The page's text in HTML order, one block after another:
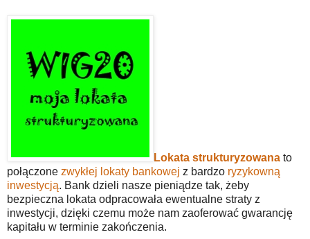
Lokata strukturyzowana to
połączone zwykłej lokaty bankowej z bardzo ryzykowną
inwestycją. Bank dzieli nasze pieniądze tak, żeby
bezpieczna lokata odpracowała ewentualne straty z
inwestycji, dzięki czemu może nam zaoferować gwarancję
kapitału w terminie zakończenia.